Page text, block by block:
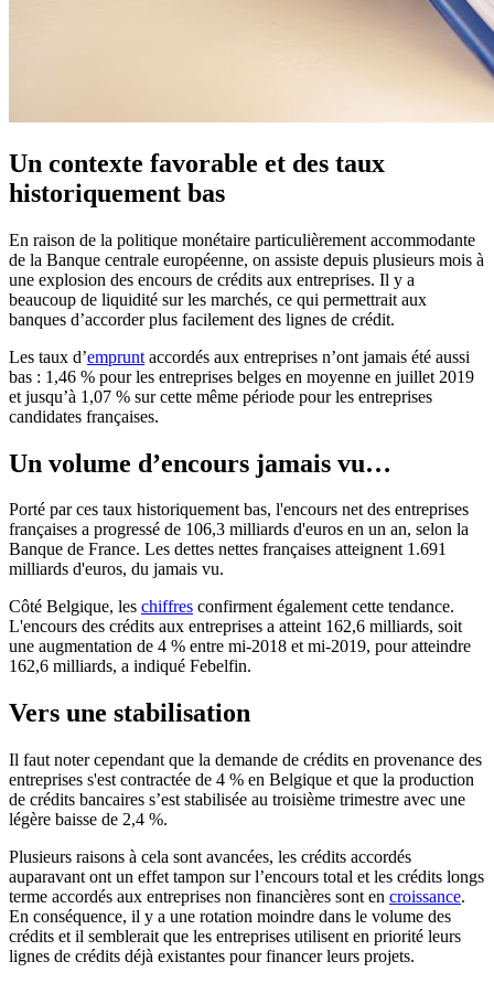
Un contexte favorable et des taux
historiquement bas
En raison de la politique monétaire particulièrement accommodante
de la Banque centrale européenne, on assiste depuis plusieurs mois à
une explosion des encours de crédits aux entreprises. Il y a
beaucoup de liquidité sur les marchés, ce qui permettrait aux
banques d’accorder plus facilement des lignes de crédit.
Les taux d’emprunt accordés aux entreprises n’ont jamais été aussi
bas : 1,46 % pour les entreprises belges en moyenne en juillet 2019
et jusqu’à 1,07 % sur cette même période pour les entreprises
candidates françaises.
Un volume d’encours jamais vu…
Porté par ces taux historiquement bas, l'encours net des entreprises
françaises a progressé de 106,3 milliards d'euros en un an, selon la
Banque de France. Les dettes nettes françaises atteignent 1.691
milliards d'euros, du jamais vu.
Côté Belgique, les chiffres confirment également cette tendance.
L'encours des crédits aux entreprises a atteint 162,6 milliards, soit
une augmentation de 4 % entre mi-2018 et mi-2019, pour atteindre
162,6 milliards, a indiqué Febelfin.
Vers une stabilisation
Il faut noter cependant que la demande de crédits en provenance des
entreprises s'est contractée de 4 % en Belgique et que la production
de crédits bancaires s’est stabilisée au troisième trimestre avec une
légère baisse de 2,4 %.
Plusieurs raisons à cela sont avancées, les crédits accordés
auparavant ont un effet tampon sur l’encours total et les crédits longs
terme accordés aux entreprises non financières sont en croissance.
En conséquence, il y a une rotation moindre dans le volume des
crédits et il semblerait que les entreprises utilisent en priorité leurs
lignes de crédits déjà existantes pour financer leurs projets.